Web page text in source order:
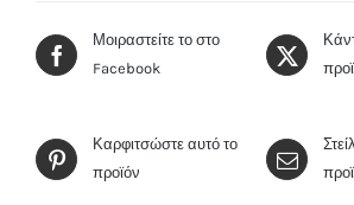
Μοιραστείτε το στο
Facebook
Καρφιτσώστε αυτό το
προϊόν